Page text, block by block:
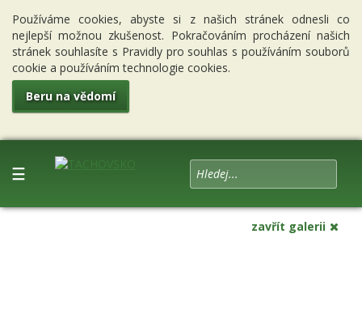
Používáme cookies, abyste si z našich stránek odnesli co
nejlepší možnou zkušenost. Pokračováním procházení našich
stránek souhlasíte s Pravidly pro souhlas s používáním souborů
cookie a používáním technologie cookies.
Beru na vědomí
☰
zavřít galerii